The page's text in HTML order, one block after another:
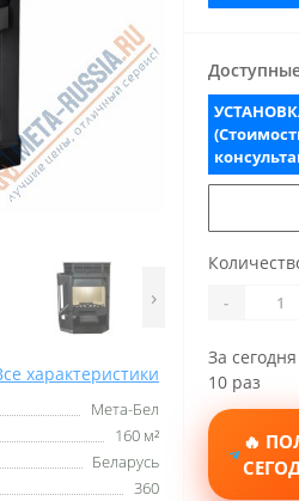
›
характеристики
Мета-Бел
160 м²
Беларусь
360
-
За
10 раз
🔥